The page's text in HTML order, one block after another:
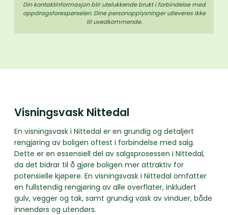
Din kontaktinformasjon blir utelukkende brukt i forbindelse med
oppdrags­forespørselen. Dine person­­opplysninger utleveres ikke
til uvedkommende.
Visningsvask Nittedal
En visningsvask i Nittedal er en grundig og detaljert
rengjøring av boligen oftest i forbindelse med salg.
Dette er en essensiell del av salgsprosessen i Nittedal,
da det bidrar til å gjøre boligen mer attraktiv for
potensielle kjøpere. En visningsvask i Nittedal omfatter
en fullstendig rengjøring av alle overflater, inkludert
gulv, vegger og tak, samt grundig vask av vinduer, både
innendørs og utendørs.